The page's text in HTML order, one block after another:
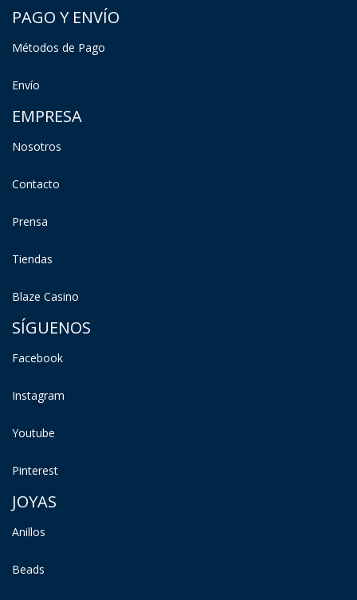
PAGO Y ENVÍO
Métodos de Pago
Envío
EMPRESA
Nosotros
Contacto
Prensa
Tiendas
Blaze Casino
SÍGUENOS
Facebook
Instagram
Youtube
Pinterest
JOYAS
Anillos
Beads